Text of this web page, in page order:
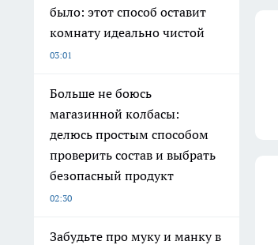
было: этот способ оставит
комнату идеально чистой
03:01
Больше не боюсь
магазинной колбасы:
делюсь простым способом
проверить состав и выбрать
безопасный продукт
02:30
Забудьте про муку и манку в